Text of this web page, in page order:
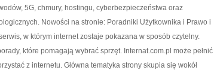
5G, chmury, hostingu, cyberbezpieczeństwa oraz
Nowości na stronie: Poradniki Użytkownika i Prawo i
w którym internet zostaje pokazana w sposób czytelny.
które pomagają wybrać sprzęt. Internat.com.pl może pełnić
z internetu. Główna tematyka strony skupia się wokół